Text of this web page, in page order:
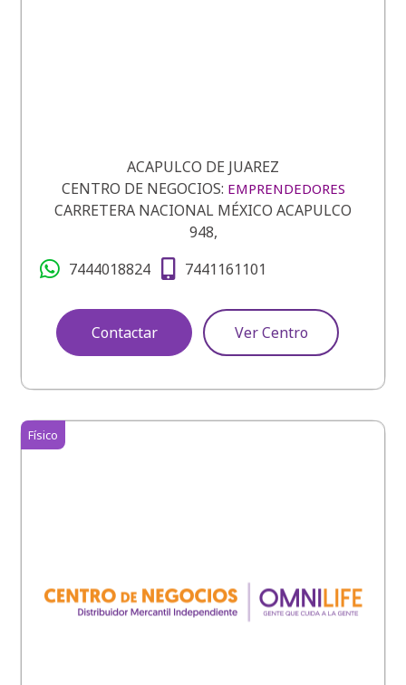
ACAPULCO DE JUAREZ
CENTRO DE NEGOCIOS: EMPRENDEDORES
CARRETERA NACIONAL MÉXICO ACAPULCO
948,
7444018824
7441161101
Contactar Ver Centro
Físico